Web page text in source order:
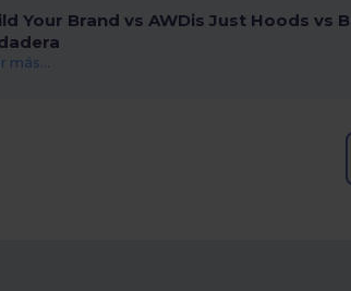
Your Brand vs AWDis Just Hoods vs
más...